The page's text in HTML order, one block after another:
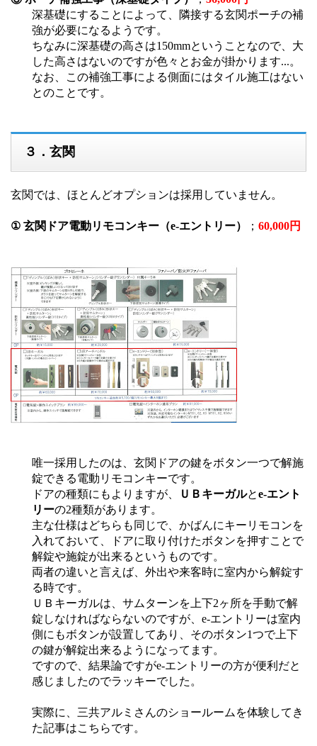
深基礎にすることによって、隣接する玄関ポーチの補
強が必要になるようです。
ちなみに深基礎の高さは150mmということなので、大
した高さはないのですが色々とお金が掛かります...。
なお、この補強工事による側面にはタイル施工はない
とのことです。
３．玄関
玄関では、ほとんどオプションは採用していません。
① 玄関ドア電動リモコンキー（e-エントリー） ； 60,000円
唯一採用したのは、玄関ドアの鍵をボタン一つで解施
錠できる電動リモコンキーです。
ドアの種類にもよりますが、
ＵＢキーガルとe-エント
リーの2種類があります。
主な仕様はどちらも同じで、かばんにキーリモコンを
入れておいて、ドアに取り付けたボタンを押すことで
解錠や施錠が出来るというものです。
両者の違いと言えば、外出や来客時に室内から解錠す
る時です。
ＵＢキーガルは、サムターンを上下2ヶ所を手動で解
錠しなければならないのですが、e-エントリーは室内
側にもボタンが設置してあり、そのボタン1つで上下
の鍵が解錠出来るようになってます。
ですので、結果論ですがe-エントリーの方が便利だと
感じましたのでラッキーでした。
実際に、三共アルミさんのショールームを体験してき
た記事はこちらです。